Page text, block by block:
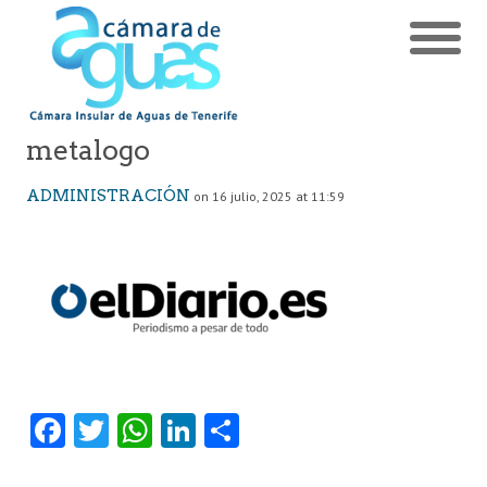
metalogo
ADMINISTRACIÓN on 16 julio, 2025 at 11:59
Fa T W Li